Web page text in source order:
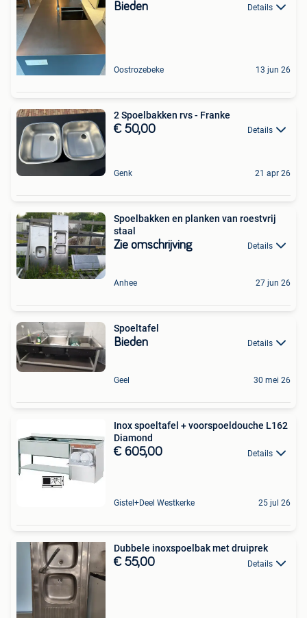
Bieden Details
Oostrozebeke 13 jun 26
2 Spoelbakken rvs - Franke
€ 50,00 Details
Genk 21 apr 26
Spoelbakken en planken van roestvrij
staal
Zie omschrijving Details
Anhee 27 jun 26
Spoeltafel
Bieden Details
Geel 30 mei 26
Inox spoeltafel + voorspoeldouche L162
Diamond
€ 605,00 Details
Gistel+Deel Westkerke 25 jul 26
Dubbele inoxspoelbak met druiprek
€ 55,00 Details